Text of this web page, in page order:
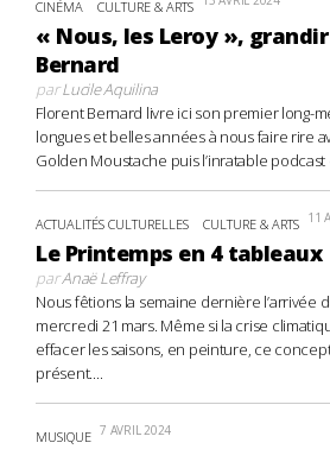
CINÉMA CULTURE & ARTS
« Nous, les Leroy »,
Bernard
parLucile Aquilina
Florent Bernard livre ici son premier long-
longues et belles années à nous faire rire
Golden Moustache puis l’inratable podcast
ACTUALITÉS CULTURELLES CULTURE & ARTS 11
Le Printemps en 4 tableaux
parAnaë Leffray
Nous fêtions la semaine dernière l’arrivée
mercredi 21 mars. Même si la crise
effacer les saisons, en peinture, ce
présent....
MUSIQUE 7 AVRIL 2024